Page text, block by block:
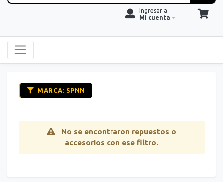
Ingresar a
Mi cuenta
MARCA: SPNN
No se encontraron repuestos o
accesorios con ese filtro.